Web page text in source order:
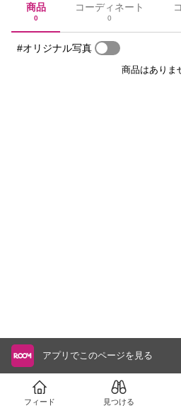
商品
0
コーディネート
0
#オリジナル写真
商品はありま
アプリでこのページを見る
フィード 見つける